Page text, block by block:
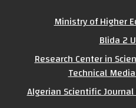
Ministry of Higher
Blida 2
Research Center in
Technical Media
Algerian Scientific